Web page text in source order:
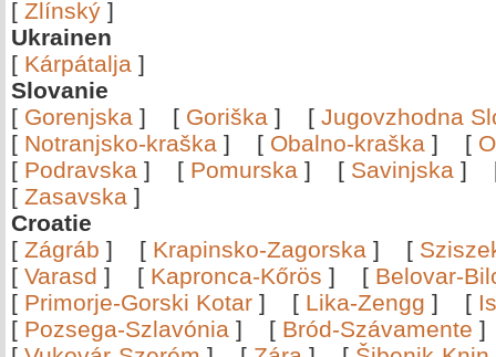
[ Zlínský ]
Ukrainen
[ Kárpátalja ]
Slovanie
[ Gorenjska ] [ Goriška ] [ Jugovzhodna
[ Notranjsko-kraška ] [ Obalno-kraška ] [
[ Podravska ] [ Pomurska ] [ Savinjska ]
[ Zasavska ]
Croatie
[ Zágráb ] [ Krapinsko-Zagorska ] [
[ Varasd ] [ Kapronca-Kőrös ] [ Belovar-
[ Primorje-Gorski Kotar ] [ Lika-Zengg ] [
[ Pozsega-Szlavónia ] [ Bród-Szávamente